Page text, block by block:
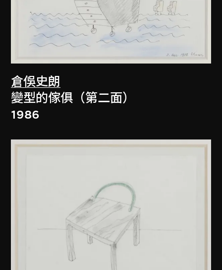
倉俁史朗
變型的傢俱（第二面）
1986